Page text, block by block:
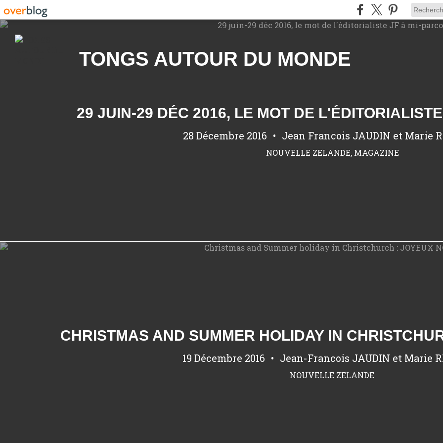
TONGS AUTOUR DU MONDE
29 JUIN-29 DÉC 2016, LE MOT DE
28 Décembre 2016 Jean Francois JAUDIN et Marie
NOUVELLE ZELANDE, MAGAZINE
CHRISTMAS AND SUMMER HOLIDAY IN
19 Décembre 2016 Jean-Francois JAUDIN et Marie
NOUVELLE ZELANDE